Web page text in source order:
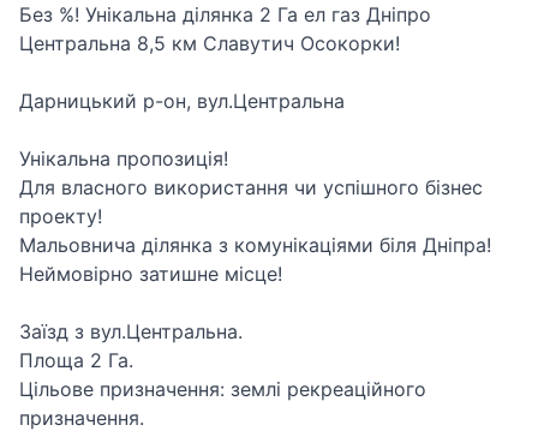
Без %! Унікальна ділянка 2 Га ел газ Дніпро
Центральна 8,5 км Славутич Осокорки!
Дарницький р-он, вул.Центральна
Унікальна пропозиція!
Для власного використання чи успішного бізнес
проекту!
Мальовнича ділянка з комунікаціями біля Дніпра!
Неймовірно затишне місце!
Заїзд з вул.Центральна.
Площа 2 Га.
Цільове призначення: землі рекреаційного
призначення.